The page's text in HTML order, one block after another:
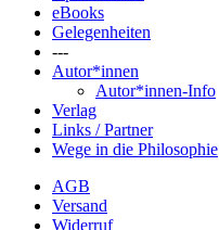
eBooks
Gelegenheiten
---
Autor*innen
Autor*innen-Info
Verlag
Links / Partner
Wege in die Philosophie
AGB
Versand
Widerruf